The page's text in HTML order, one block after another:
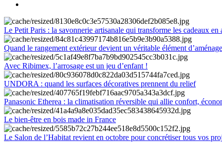
Le Petit Paris : la savonnerie artisanale qui transforme les cadeaux en
Quand le rangement extérieur devient un véritable élément
Avec Ribimex, l’arrosage est un jeu d’enfant !
UNDORA : quand les surfaces décoratives prennent du relief
Panasonic Etherea : la climatisation réversible qui allie confort,
Le bien-être en bois made in France
Le Salon de l’Habitat revient en octobre pour concrétiser tous vos